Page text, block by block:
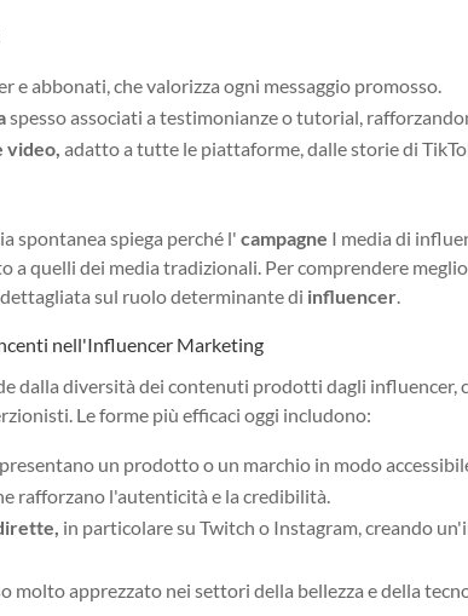
e abbonati, che valorizza ogni messaggio promosso.
spesso associati a testimonianze o tutorial,
video, adatto a tutte le piattaforme, dalle storie di
spontanea spiega perché l'campagne I media di
quelli dei media tradizionali. Per comprendere
sul ruolo determinante di influencer.
nell'Influencer Marketing
dalla diversità dei contenuti prodotti dagli influencer,
Le forme più efficaci oggi includono:
un prodotto o un marchio in modo
rafforzano l'autenticità e la credibilità.
in particolare su Twitch o Instagram, creando
molto apprezzato nei settori della bellezza e della